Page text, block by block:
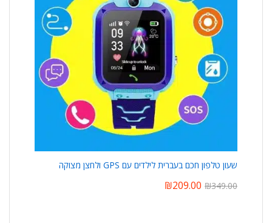
שעון טלפון חכם בעברית לילדים עם GPS ולחצן מצוקה
₪209.00 ₪349.00